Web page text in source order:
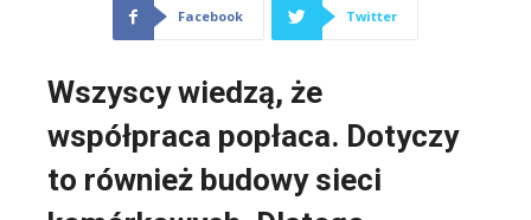
Facebook Twitter
Wszyscy wiedzą, że
współpraca popłaca. Dotyczy
to również budowy sieci